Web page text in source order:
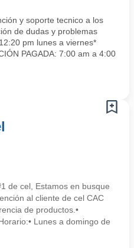
y soporte tecnico a los
de dudas y problemas
pm lunes a viernes*
PAGADA: 7:00 am a 4:00
de cel, Estamos en busque
al cliente de cel CAC
de productos.•
Lunes a domingo de